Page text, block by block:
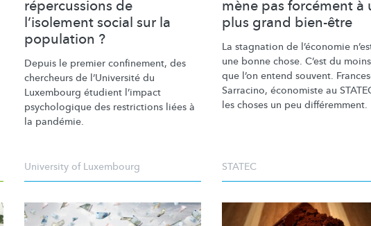
répercussions de
l’isolement social sur la
population ?
Depuis le premier confinement, des
chercheurs de l’Université du
Luxembourg étudient l’impact
psychologique des restrictions liées à
la pandémie.
University of Luxembourg
mène pas forcément à
plus grand bien-être
La stagnation de l’économie
une bonne chose. C’est du
que l’on entend souvent.
Sarracino, économiste au
les choses un peu différemment.
STATEC